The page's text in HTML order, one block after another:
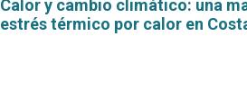
Calor y cambio climático: una
estrés térmico por calor en